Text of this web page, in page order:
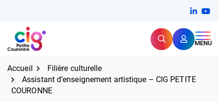
contenu
CIG Petite Couronne RechercherMENU
Expertise et proximité pour
Accueil
Filière culturelle
Assistant d’enseignement artistique – CIG PETITE
COURONNE